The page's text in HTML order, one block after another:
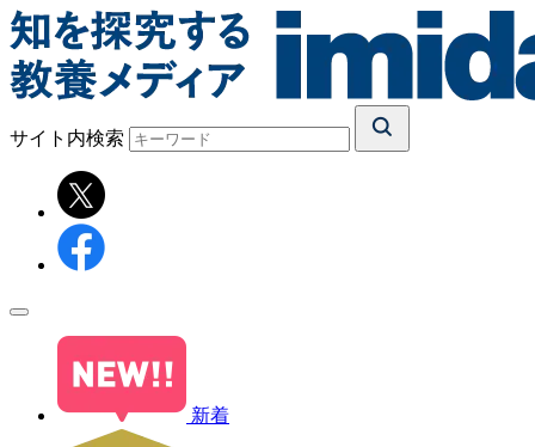
サイト内検索
新着